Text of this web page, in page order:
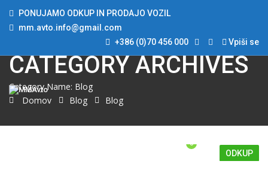
PONUJAMO ODKUP IN PRODAJO VOZIL
mm.avto.info@gmail.com
+386 (0)70 456 000
Vpiši se
0
ODKUP
CATEGORY ARCHIVES
Category Name: Blog
Domov
Blog Blog